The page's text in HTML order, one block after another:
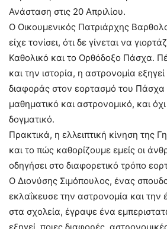
Ανάσταση στις 20 Απριλίου.
Ο Οικουμενικός Πατριάρχης
είχε τονίσει, ότι δε γίνεται να
Καθολικό και το Ορθόδοξο Πάσχα.
και την ιστορία, η αστρονομία
διαφοράς στον εορτασμό του Πάσχα
μαθηματικό και αστρονομικό, και
δογματικό.
Πρακτικά, η ελλειπτική κίνηση της
και το πώς καθορίζουμε εμείς οι
οδηγήσει στο διαφορετικό τρόπο
Ο Διονύσης Σιμόπουλος, ένας
εκλαΐκευσε την αστρονομία και την
στα σχολεία, έγραψε ένα